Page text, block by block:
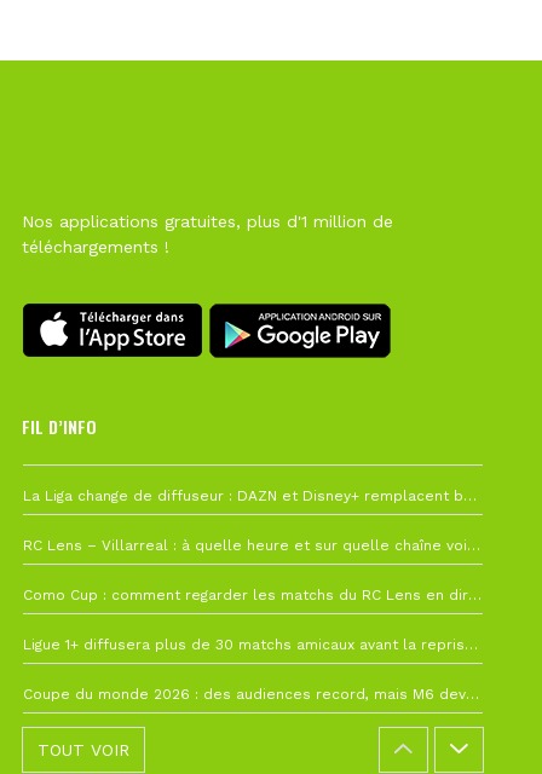
Nos applications gratuites, plus d'1 million de
téléchargements !
FIL D’INFO
La Liga change de diffuseur : DAZN et Disney+ remplacent beIN Sports !
RC Lens – Villarreal : à quelle heure et sur quelle chaîne voir la finale de la Como Cup ?
Como Cup : comment regarder les matchs du RC Lens en direct ?
Ligue 1+ diffusera plus de 30 matchs amicaux avant la reprise de la Ligue 1
Coupe du monde 2026 : des audiences record, mais M6 devrait perdre très gros !
TOUT VOIR